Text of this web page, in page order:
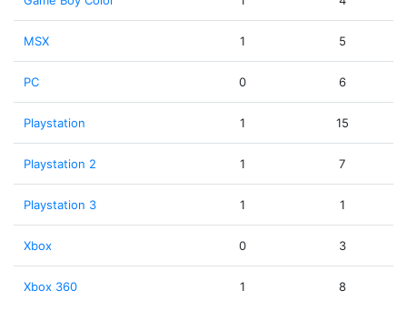
MSX 1 5
PC 0 6
Playstation 1 15
Playstation 2 1 7
Playstation 3 1 1
Xbox 0 3
Xbox 360 1 8